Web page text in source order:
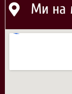
Ми на